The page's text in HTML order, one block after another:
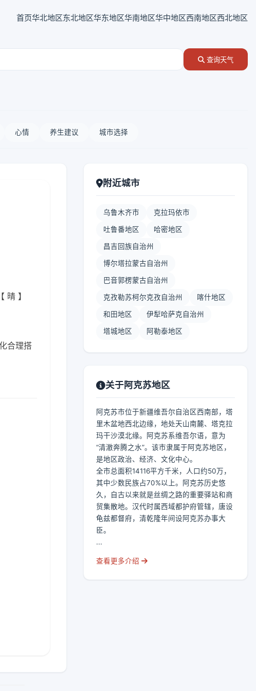
首页华北地区东北地区华东地区华南地区华中地区西南地区西北地区
查询天气
心情 养生建议 城市选择
】
合理搭
附近城市
乌鲁木齐市 克拉玛依市
吐鲁番地区 哈密地区
昌吉回族自治州
博尔塔拉蒙古自治州
巴音郭楞蒙古自治州
克孜勒苏柯尔克孜自治州 喀什地区
和田地区 伊犁哈萨克自治州
塔城地区 阿勒泰地区
关于阿克苏地区
阿克苏市位于新疆维吾尔自治区西南部，塔
里木盆地西北边缘，地处天山南麓、塔克拉
玛干沙漠北缘。阿克苏系维吾尔语，意为
“清澈奔腾之水”。该市隶属于阿克苏地区，
是地区政治、经济、文化中心。
全市总面积14116平方千米，人口约50万，
其中少数民族占70%以上。阿克苏历史悠
久，自古以来就是丝绸之路的重要驿站和商
贸集散地。汉代时属西域都护府管辖，唐设
龟兹都督府，清乾隆年间设阿克苏办事大
臣。
...
查看更多介绍